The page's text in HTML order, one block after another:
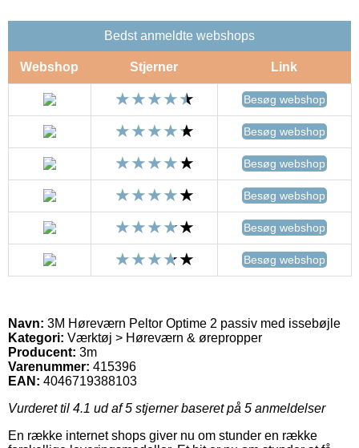
Bedst anmeldte webshops
Webshop Stjerner Link
Besøg webshop
Besøg webshop
Besøg webshop
Besøg webshop
Besøg webshop
Besøg webshop
Navn: 3M Høreværn Peltor Optime 2 passiv med issebøjle
Kategori: Værktøj > Høreværn & ørepropper
Producent: 3m
Varenummer: 415396
EAN: 4046719388103
Vurderet til 4.1 ud af 5 stjerner baseret på 5 anmeldelser
En række internet shops giver nu om stunder en række